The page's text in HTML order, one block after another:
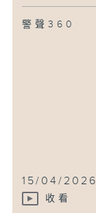
警聲360
15/04/2026
收看